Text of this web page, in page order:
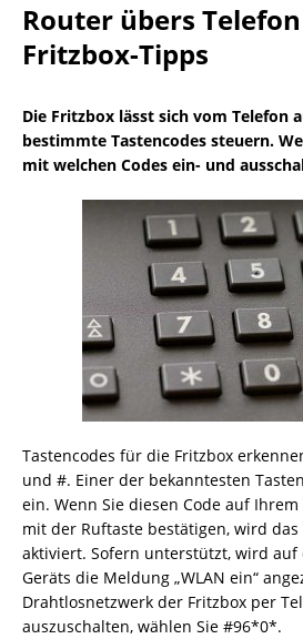
Router übers
Fritzbox-Tipps
Die Fritzbox lässt sich vom Telefon
bestimmte Tastencodes steuern.
mit welchen Codes ein- und
Tastencodes für die Fritzbox
und #. Einer der bekanntesten
ein. Wenn Sie diesen Code auf
mit der Ruftaste bestätigen, wird das
aktiviert. Sofern unterstützt, wird auf
Geräts die Meldung „WLAN ein“
Drahtlosnetzwerk der Fritzbox per
auszuschalten, wählen Sie #96*0*.